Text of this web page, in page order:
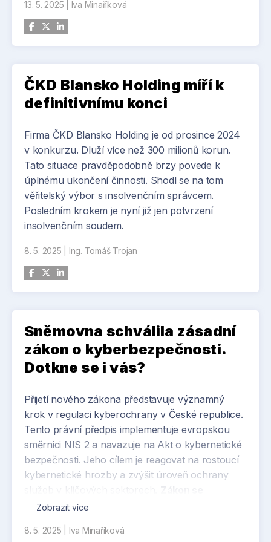
Centrum elektronové mikroskopie vytváří zázemí
pro intenzivnější spolupráci s univerzitami a
která trvala dva roky, financovala Akademie věd
ČR. Její hodnota dosahuje 110 milionů korun.
Zdroj: jmk.cz
13. 5. 2025 Iva Minaříková
ČKD Blansko Holding míří k
definitivnímu konci
Firma ČKD Blansko Holding je od prosince 2024
v konkurzu. Dluží více než 300 milionů korun.
Tato situace pravděpodobně brzy povede k
úplnému ukončení činnosti. Shodl se na tom
věřitelský výbor s insolvenčním správcem.
Posledním krokem je nyní již jen potvrzení
insolvenčním soudem.
8. 5. 2025 Ing. Tomáš Trojan
Sněmovna schválila zásadní
zákon o kyberbezpečnosti.
Dotkne se i vás?
Přijetí nového zákona představuje významný
krok v regulaci kyberochrany v České republice.
Tento právní předpis implementuje evropskou
směrnici NIS 2 a navazuje na Akt o kybernetické
bezpečnosti. Jeho cílem je reagovat na rostoucí
kybernetické hrozby a zvýšit úroveň ochrany
primárně zaměřuje na velké a střední podniky,
dopadnout i na menší subjekty. Klíčové proto
Zobrazit více
8. 5. 2025 Iva Minaříková